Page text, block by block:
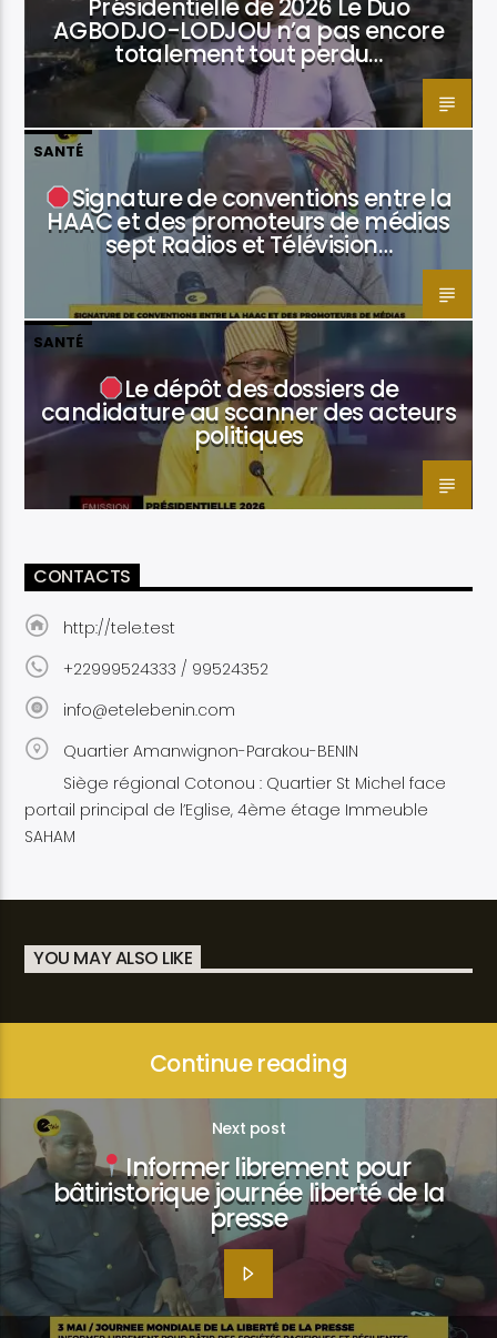
Présidentielle de 2026 Le Duo
AGBODJO-LODJOU n’a pas encore
totalement tout perdu…
SANTÉ
Signature de conventions entre la
HAAC et des promoteurs de médias
sept Radios et Télévision…
SANTÉ
Le dépôt des dossiers de
candidature au scanner des acteurs
politiques
CONTACTS
http://tele.test
+22999524333 / 99524352
info@etelebenin.com
Quartier Amanwignon-Parakou-BENIN
Siège régional Cotonou : Quartier St Michel face
portail principal de l’Eglise, 4ème étage Immeuble
SAHAM
YOU MAY ALSO LIKE
Continue reading
Next post
Informer librement pour
bâtiristorique journée liberté de la
presse